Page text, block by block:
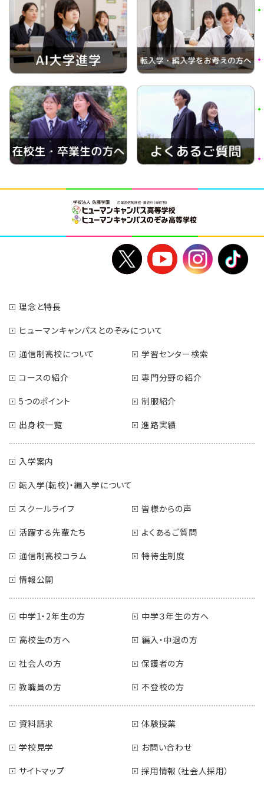
理念と特長
ヒューマンキャンパスとのぞみについて
通信制高校について
学習センター検索
コースの紹介
専門分野の紹介
5つのポイント
制服紹介
出身校一覧
進路実績
入学案内
転入学(転校)・編入学について
スクールライフ
皆様からの声
活躍する先輩たち
よくあるご質問
通信制高校コラム
特待生制度
情報公開
中学1・2年生の方
中学３年生の方へ
高校生の方へ
編入・中退の方
社会人の方
保護者の方
教職員の方
不登校の方
資料請求
体験授業
学校見学
お問い合わせ
サイトマップ
採用情報（社会人採用）